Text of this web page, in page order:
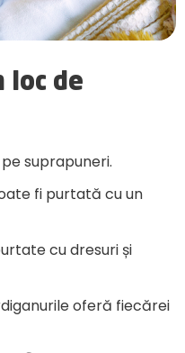
loc de
suprapuneri.
fi purtată cu un
cu dresuri și
oferă fiecărei